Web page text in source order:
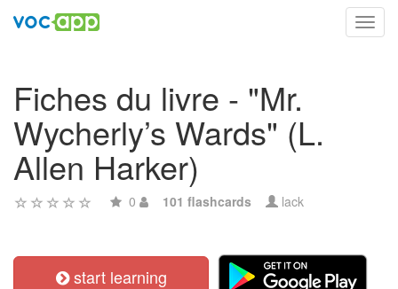
Fiches du livre - "Mr.
Wycherly’s Wards" (L.
Allen Harker)
0 101 flashcards lack
start learning